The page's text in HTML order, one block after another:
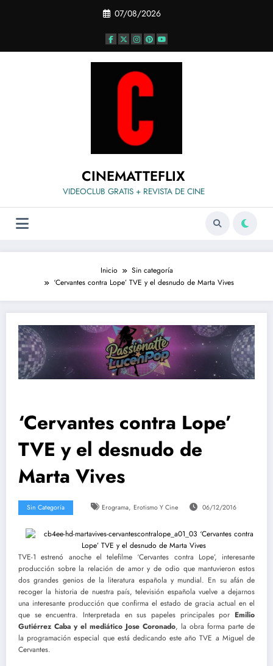
07/08/2026
CINEMATTEFLIX
VIDEOCLUB GRATIS + REVISTA DE CINE
Inicio
Sin categoría
‘Cervantes contra Lope’ TVE y el desnudo de Marta Vives
‘Cervantes contra Lope’
TVE y el desnudo de
Marta Vives
Sin Categoría Erograma, Erotismo Y Cine 06/12/2016
TVE-1 estrenó anoche el telefilme ‘Cervantes contra Lope’, interesante
producción sobre la relación de amor y de odio que mantuvieron estos
dos grandes genios de la literatura española y mundial. En su afán de
recoger la historia de nuestra país, televisión española vuelve a dejarnos
una interesante producción que confirma el estado de gracia actual en el
que se encuentra. Interpretada en sus papeles principales por Emilio
Gutiérrez Caba y el mediático Jose Coronado, la obra forma parte de
la programación especial que está dedicando este año TVE a Miguel de
Cervantes.